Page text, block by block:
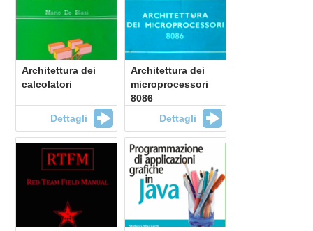
Architettura dei
calcolatori
Dettagli
Architettura dei
microprocessori
8086
Dettagli